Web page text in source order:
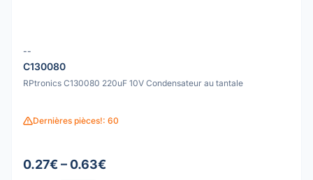
--
C130080
RPtronics C130080 220uF 10V Condensateur au tantale
Dernières pièces!: 60
0.27€ – 0.63€